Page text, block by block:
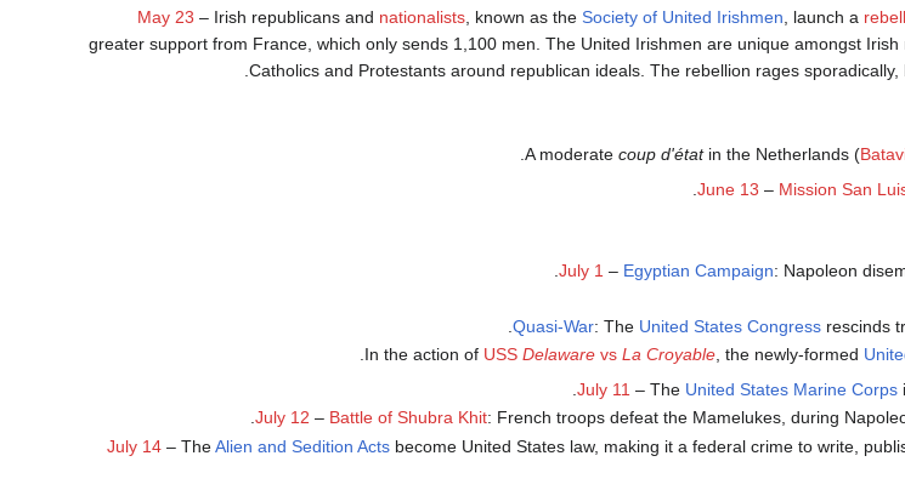
May 23 – Irish republicans and nationalists, known as the Society of United Irishmen , launch a
greater support from France, which only sends 1,100 men. The United Irishmen are unique amongst
Catholics and Protestants around republican ideals. The rebellion rages
A moderatecoup d'étatin the Netherlands (
.
June 13 – Mission San
July 1 – Egyptian Campaign: Napoleon
Quasi-War: The United States Congress rescinds
In the action of USSDelaware vsLa Croyable , the newly-formed
July 11 – The United States Marine Corps
July 12 – Battle of Shubra Khit: French troops defeat the Mamelukes, during
July 14– TheAlien and Sedition Actsbecome United States law, making it a federal crime to write,